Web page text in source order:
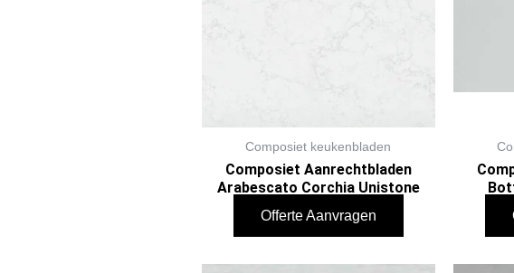
Composiet keukenbladen
Composiet Aanrechtbladen
Arabescato Corchia Unistone
Offerte Aanvragen